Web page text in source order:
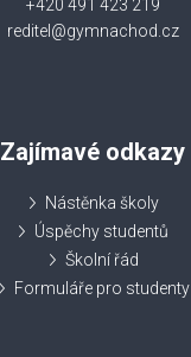
+420 491 423 219
reditel@gymnachod.cz
Zajímavé odkazy
Nástěnka školy
Úspěchy studentů
Školní řád
Formuláře pro studenty